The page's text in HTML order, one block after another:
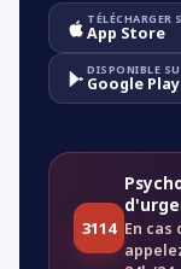
TÉLÉCHARGER
App Store
DISPONIBLE
Google Play
3114 En